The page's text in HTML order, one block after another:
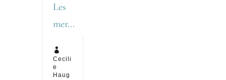
Les
mer...

Cecili
e
Haug